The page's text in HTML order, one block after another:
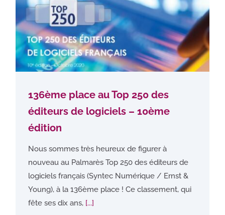
136ème place au Top 250 des
éditeurs de logiciels – 10ème
édition
Nous sommes très heureux de figurer à
nouveau au Palmarès Top 250 des éditeurs de
logiciels français (Syntec Numérique / Ernst &
Young), à la 136ème place ! Ce classement, qui
fête ses dix ans, [...]